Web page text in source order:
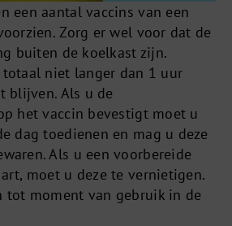
een aantal vaccins van een
Zorg er wel voor dat de
buiten de koelkast zijn.
totaal niet langer dan 1 uur
blijven. Als u de
het vaccin bevestigt moet u
dag toedienen en mag u deze
Als u een voorbereide
moet u deze te vernietigen.
tot moment van gebruik in de